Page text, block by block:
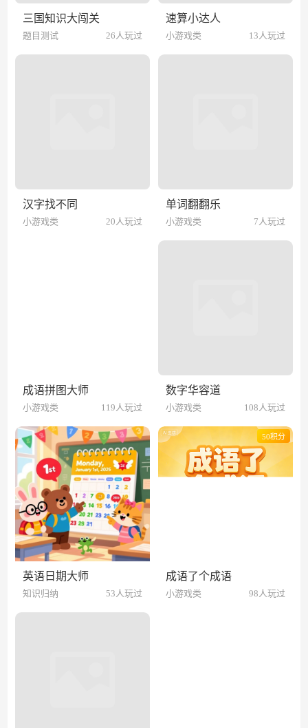
三国知识大闯关
题目测试 26人玩过
速算小达人
小游戏类 13人玩过
汉字找不同
小游戏类 20人玩过
单词翻翻乐
小游戏类 7人玩过
成语拼图大师
小游戏类 119人玩过
数字华容道
小游戏类 108人玩过
英语日期大师
知识归纳 53人玩过
50积分
成语了个成语
小游戏类 98人玩过